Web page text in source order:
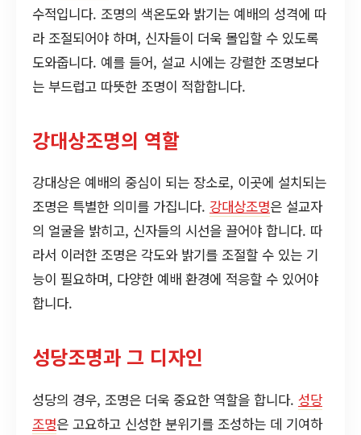
수적입니다. 조명의 색온도와 밝기는 예배의 성격에 따
라 조절되어야 하며, 신자들이 더욱 몰입할 수 있도록
도와줍니다. 예를 들어, 설교 시에는 강렬한 조명보다
는 부드럽고 따뜻한 조명이 적합합니다.
강대상조명의 역할
강대상은 예배의 중심이 되는 장소로, 이곳에 설치되는
조명은 특별한 의미를 가집니다. 강대상조명은 설교자
의 얼굴을 밝히고, 신자들의 시선을 끌어야 합니다. 따
라서 이러한 조명은 각도와 밝기를 조절할 수 있는 기
능이 필요하며, 다양한 예배 환경에 적응할 수 있어야
합니다.
성당조명과 그 디자인
성당의 경우, 조명은 더욱 중요한 역할을 합니다. 성당
조명은 고요하고 신성한 분위기를 조성하는 데 기여하